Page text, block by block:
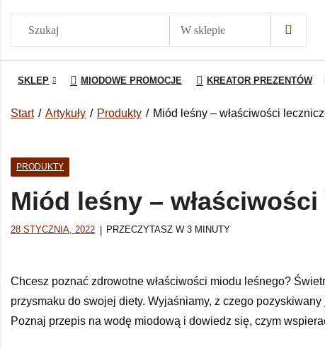
SKLEP MIODOWE PROMOCJE KREATOR PREZENTÓW
Start Artykuły Produkty Miód leśny – właściwości
PRODUKTY
Miód leśny –
28 STYCZNIA, 2022 PRZECZYTASZ W 3 MINUTY
Chcesz poznać zdrowotne właściwości miodu leśnego?
przysmaku do swojej diety. Wyjaśniamy, z czego
Poznaj przepis na wodę miodową i dowiedz się, czym